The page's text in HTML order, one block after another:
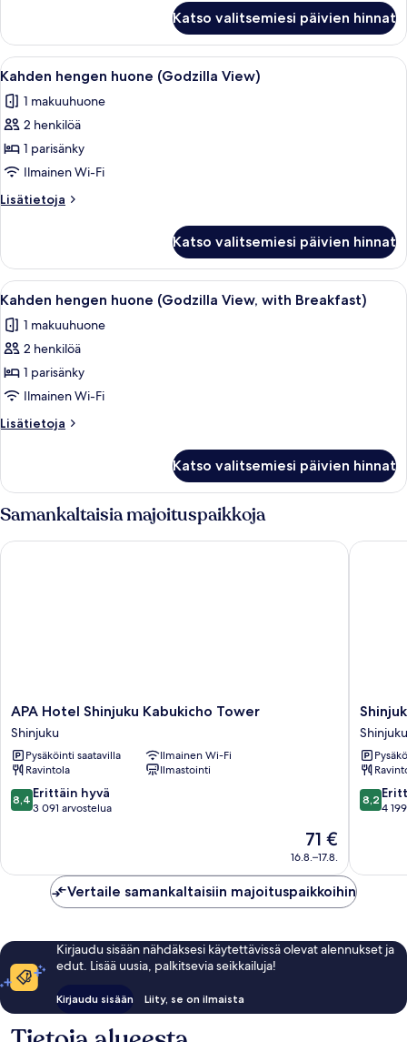
Booth)
kuvat
superior-
huone,
tupakointi
(with
Breakfast,Shower
Katso valitsemiesi päivien hinnat
Avaa
kaikki
huonetyypin
Kahden
hengen
huone
(Godzilla
View)
Ylelliset vuodevaatteet, tallelokero
1
Kahden hengen huone (Godzilla View)
1 makuuhuone
2 henkilöä
1 parisänky
Ilmainen Wi-Fi
Lisätietoja
Lisätietoja
huone
(Godzilla
View)
Katso valitsemiesi päivien hinnat
Avaa
kaikki
huonetyypin
Kahden
hengen
huone
(Godzilla
View,
Breakfast)
kuvat
Ylelliset vuodevaatteet, tallelokero
1
Kahden hengen huone (Godzilla View, with Breakfast)
1 makuuhuone
2 henkilöä
1 parisänky
Ilmainen Wi-Fi
Lisätietoja
Lisätietoja
huone
(Godzilla
View,
with
Breakfast)
Katso valitsemiesi päivien hinnat
Samankaltaisia majoituspaikkoja
APA
Hotel
Shinjuku
Kabukicho
Tower
Shinjuku
APA Hotel Shinjuku Kabukicho Tower
Shinjuku
Pysäköinti saatavilla
Ilmainen Wi-Fi
Ravintola
Ilmastointi
8.4
kautta
3 091
arvostelua
8,4 Erittäin hyvä
3 091 arvostelua
Hinta
on
71 €
16.8.–17.8.
APA Hotel Shinjuku Kabukicho Tower
Shinjuku
Hotel
Main
Shinjuku
Shinjuku
8.2
kautta
4 199
8,2
4
Vertaile samankaltaisiin majoituspaikkoihin
Kirjaudu sisään nähdäksesi käytettävissä olevat alennukset ja
edut. Lisää uusia, palkitsevia seikkailuja!
Kirjaudu sisään Liity, se on ilmaista